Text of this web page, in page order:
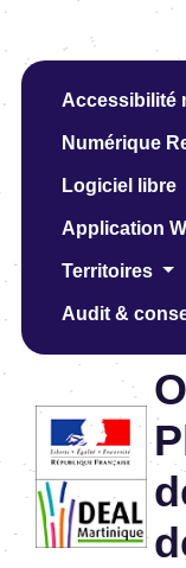
Accessibilité
Numérique
Logiciel libre
Application
Territoires
Audit &